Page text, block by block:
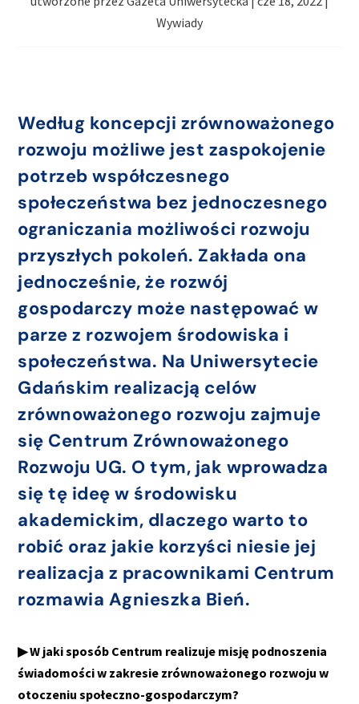
Wywiady
Według koncepcji zrównoważonego
rozwoju możliwe jest zaspokojenie
potrzeb współczesnego
społeczeństwa bez jednoczesnego
ograniczania możliwości rozwoju
przyszłych pokoleń. Zakłada ona
jednocześnie, że rozwój
gospodarczy może następować w
parze z rozwojem środowiska i
społeczeństwa. Na Uniwersytecie
Gdańskim realizacją celów
zrównoważonego rozwoju zajmuje
się Centrum Zrównoważonego
Rozwoju UG. O tym, jak wprowadza
się tę ideę w środowisku
akademickim, dlaczego warto to
robić oraz jakie korzyści niesie jej
realizacja z pracownikami Centrum
rozmawia Agnieszka Bień.
▶ W jaki sposób Centrum realizuje misję podnoszenia
świadomości w zakresie zrównoważonego rozwoju w
otoczeniu społeczno-gospodarczym?